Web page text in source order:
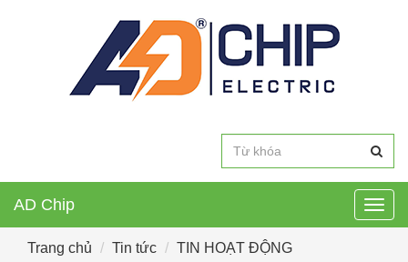
AD Chip
Trang chủ Tin tức TIN HOẠT ĐỘNG